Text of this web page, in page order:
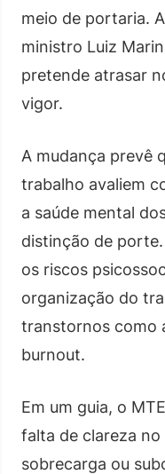
meio de portaria.
ministro Luiz
pretende atrasar
vigor.
A mudança prevê
trabalho avaliem
a saúde mental
distinção de
os riscos
organização do
transtornos como
burnout.
Em um guia, o
falta de clareza
sobrecarga ou